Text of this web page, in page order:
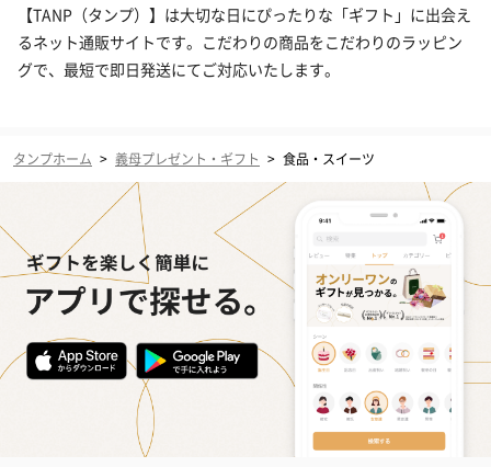
【TANP（タンプ）】は大切な日にぴったりな「ギフト」に出会え
るネット通販サイトです。こだわりの商品をこだわりのラッピン
グで、最短で即日発送にてご対応いたします。
タンプホーム > 義母プレゼント・ギフト > 食品・スイーツ